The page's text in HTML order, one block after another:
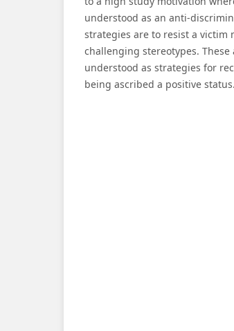
understood as an anti-
strategies are to resist a victim
challenging stereotypes.
understood as strategies for
being ascribed a positive status.